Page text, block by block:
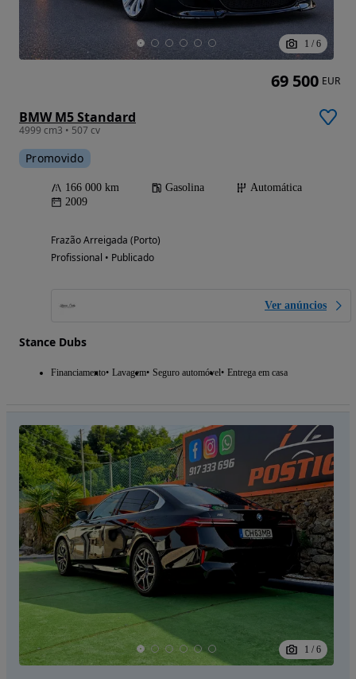
1 / 6
BMW M5 Standard
4999 cm3 • 507 cv
Promovido
166 000 km Gasolina
Automática
2009
Frazão Arreigada (Porto)
Profissional • Publicado
Ver anúncios
Stance Dubs
Financiamento Lavagem Seguro automóvel Entrega em casa
69 500 EUR
1 / 6